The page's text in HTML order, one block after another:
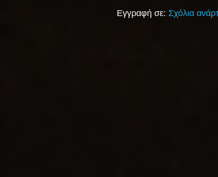
Εγγραφή σε: Σχόλια